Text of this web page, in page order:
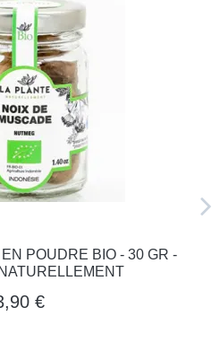
POUDRE BIO - 30 GR -
€